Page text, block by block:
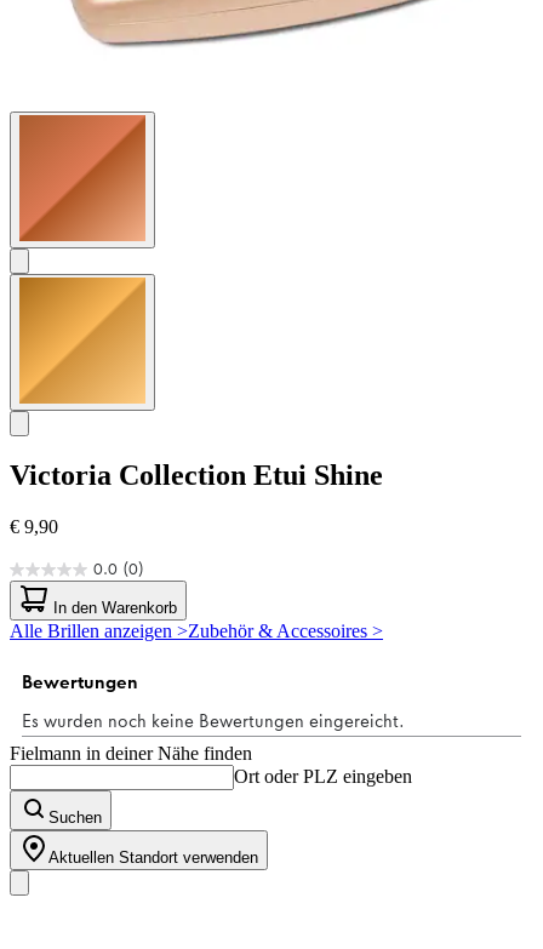
Victoria Collection Etui Shine
€ 9,90
0.0 (0)
0.0
von
5
Sternen.
In den Warenkorb
Alle Brillen anzeigen >Zubehör & Accessoires >
Fielmann in deiner Nähe finden
Ort oder PLZ eingeben
Suchen
Aktuellen Standort verwenden